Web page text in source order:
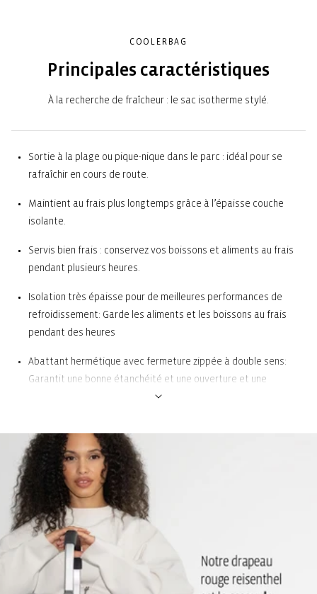
COOLERBAG
Principales caractéristiques
À la recherche de fraîcheur : le sac isotherme stylé.
Sortie à la plage ou pique-nique dans le parc : idéal pour se
rafraîchir en cours de route.
Maintient au frais plus longtemps grâce à l’épaisse couche
isolante.
Servis bien frais : conservez vos boissons et aliments au frais
pendant plusieurs heures.
Isolation très épaisse pour de meilleures performances de
refroidissement: Garde les aliments et les boissons au frais
pendant des heures
Abattant hermétique avec fermeture zippée à double sens:
Garantit une bonne étanchéité et une ouverture et une
d’entretien: Pour garantir une fraîcheur optimale. Se nettoie
facilement à l’aide d’un chiffon humide
2 poignées: Pour le porter confortablement à la main
Fond stable et résistant: Garantit la stabilité en position
verticale